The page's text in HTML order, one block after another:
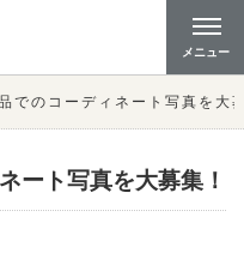
メニュー
でのコーディネート写真を大
ート写真を大募集！